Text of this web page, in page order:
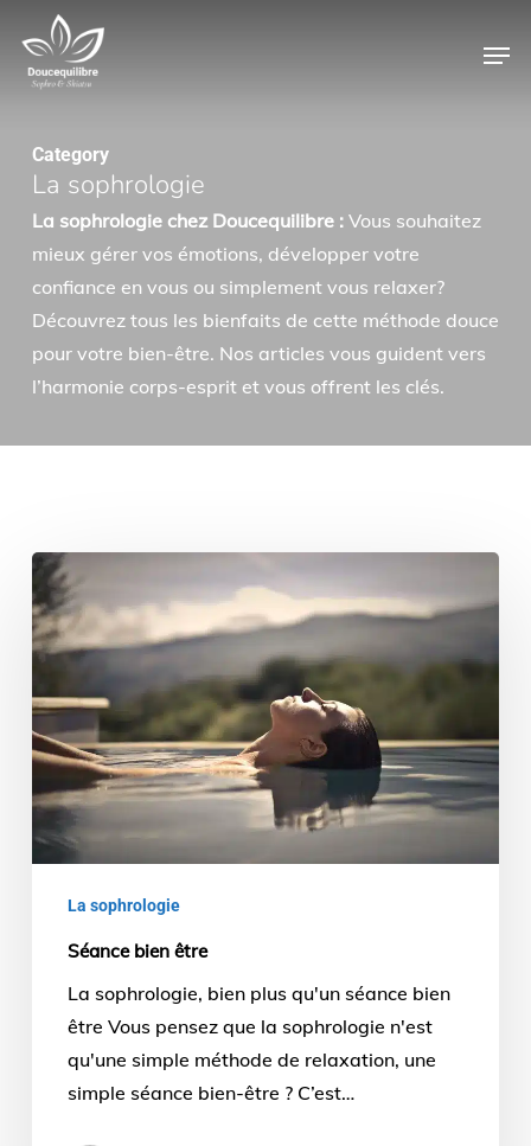
main
Category
La sophrologie
La sophrologie chez Doucequilibre :Vous souhaitez
mieux gérer vos émotions, développer votre
confiance en vous ou simplement vous relaxer?
Découvrez tous les bienfaits de cette méthode douce
pour votre bien-être. Nos articles vous guident vers
l’harmonie corps-esprit et vous offrent les clés.
Séance
bien
être
La sophrologie
Séance bien être
La sophrologie, bien plus qu'un séance bien
être Vous pensez que la sophrologie n'est
qu'une simple méthode de relaxation, une
simple séance bien-être ? C’est…